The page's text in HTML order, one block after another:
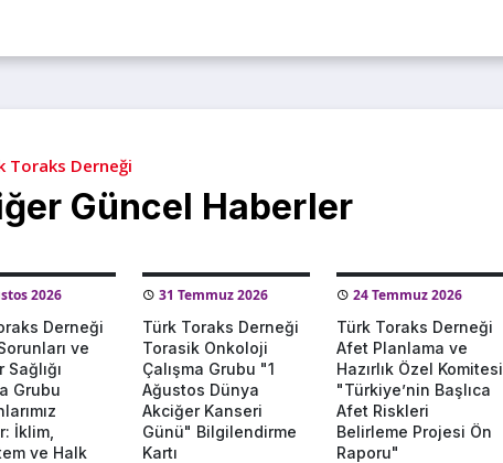
Toraks Derneği
Güncel Haberler
2026
Derneği
ve
Grubu
İklim,
ve Halk
31 Temmuz 2026
Türk Toraks Derneği
Torasik Onkoloji
Çalışma Grubu "1
Ağustos Dünya
Akciğer Kanseri
Günü" Bilgilendirme
Kartı
24 Temmuz 2026
Türk Toraks Derneği
Afet Planlama ve
Hazırlık Özel Komitesi
"Türkiye’nin Başlıca
Afet Riskleri
Belirleme Projesi Ön
Raporu"